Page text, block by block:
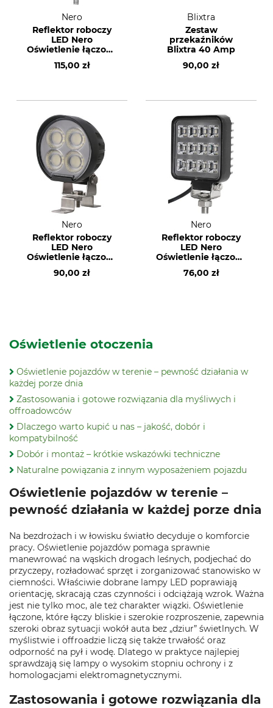
Nero
Reflektor roboczy
LED Nero
Oświetlenie łączone
115,00 zł
Blixtra
Zestaw
przekaźników
Blixtra 40 Amp
90,00 zł
Nero
Reflektor roboczy
LED Nero
Oświetlenie łączone
90,00 zł
Nero
Reflektor roboczy
LED Nero
Oświetlenie łączone
76,00 zł
Oświetlenie otoczenia
Oświetlenie pojazdów w terenie – pewność działania w
każdej porze dnia
Zastosowania i gotowe rozwiązania dla myśliwych i
offroadowców
Dlaczego warto kupić u nas – jakość, dobór i
kompatybilność
Dobór i montaż – krótkie wskazówki techniczne
Naturalne powiązania z innym wyposażeniem pojazdu
Oświetlenie pojazdów w terenie –
pewność działania w każdej porze dnia
Na bezdrożach i w łowisku światło decyduje o komforcie
pracy. Oświetlenie pojazdów pomaga sprawnie
manewrować na wąskich drogach leśnych, podjechać do
przyczepy, rozładować sprzęt i zorganizować stanowisko w
ciemności. Właściwie dobrane lampy LED poprawiają
orientację, skracają czas czynności i odciążają wzrok. Ważna
jest nie tylko moc, ale też charakter wiązki. Oświetlenie
łączone, które łączy bliskie i szerokie rozproszenie, zapewnia
szeroki obraz sytuacji wokół auta bez „dziur” świetlnych. W
myślistwie i offroadzie liczą się także trwałość oraz
odporność na pył i wodę. Dlatego w praktyce najlepiej
sprawdzają się lampy o wysokim stopniu ochrony i z
homologacjami elektromagnetycznymi.
Zastosowania i gotowe rozwiązania dla